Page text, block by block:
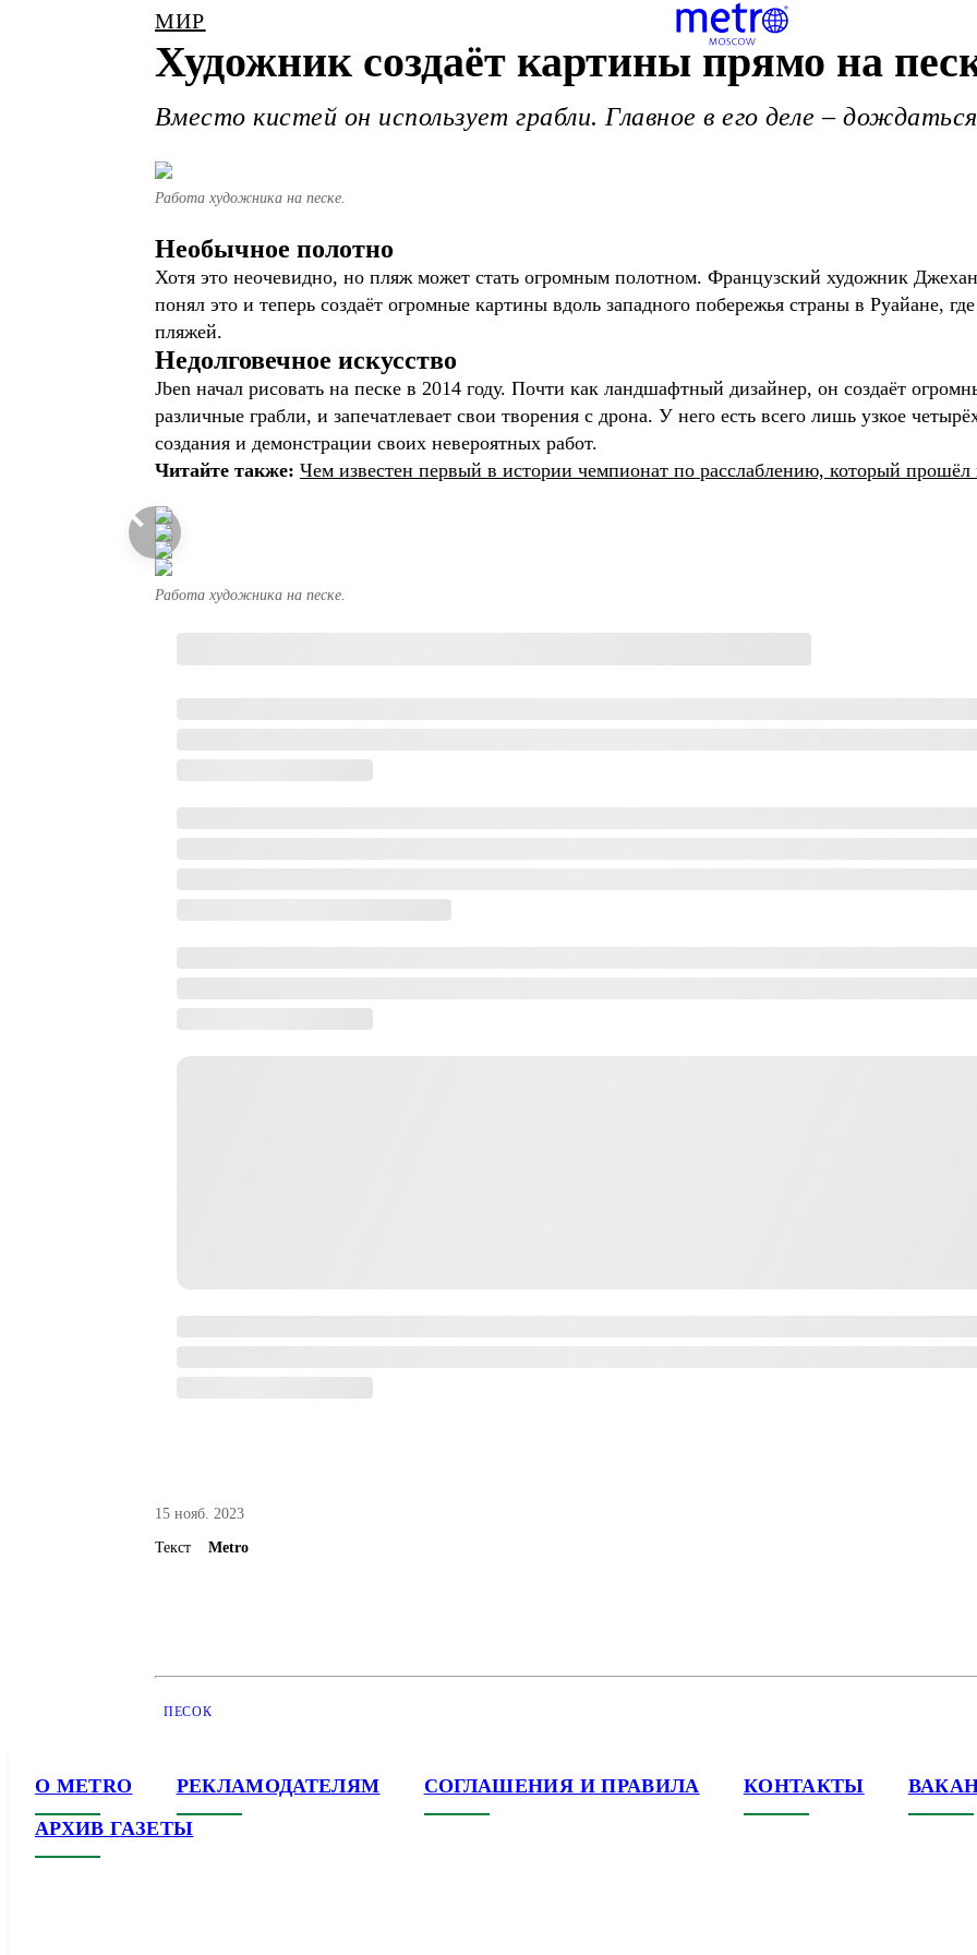
МИР
Художник создаёт картины прямо на
Вместо кистей он использует грабли. Главное в его деле –
Работа художника на песке.
Необычное полотно
Хотя это неочевидно, но пляж может стать огромным полотном. Французский художник
понял это и теперь создаёт огромные картины вдоль западного побережья страны в Руайане,
пляжей.
Недолговечное искусство
Jben начал рисовать на песке в 2014 году. Почти как ландшафтный дизайнер, он создаёт
различные грабли, и запечатлевает свои творения с дрона. У него есть всего лишь узкое
создания и демонстрации своих невероятных работ.
Читайте также: Чем известен первый в истории чемпионат по расслаблению, который прошёл
Работа художника на песке.
15 нояб. 2023
Текст Metro
ПЕСОК
О METRO РЕКЛАМОДАТЕЛЯМ СОГЛАШЕНИЯ И ПРАВИЛА КОНТАКТЫ
АРХИВ ГАЗЕТЫ